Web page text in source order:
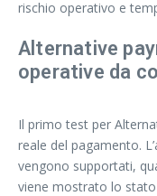
rischio operativo e
Alternative
operative da
Il primo test per
reale del pagamento.
vengono supportati,
viene mostrato lo stato